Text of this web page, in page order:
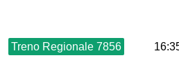
Treno Regionale 7856